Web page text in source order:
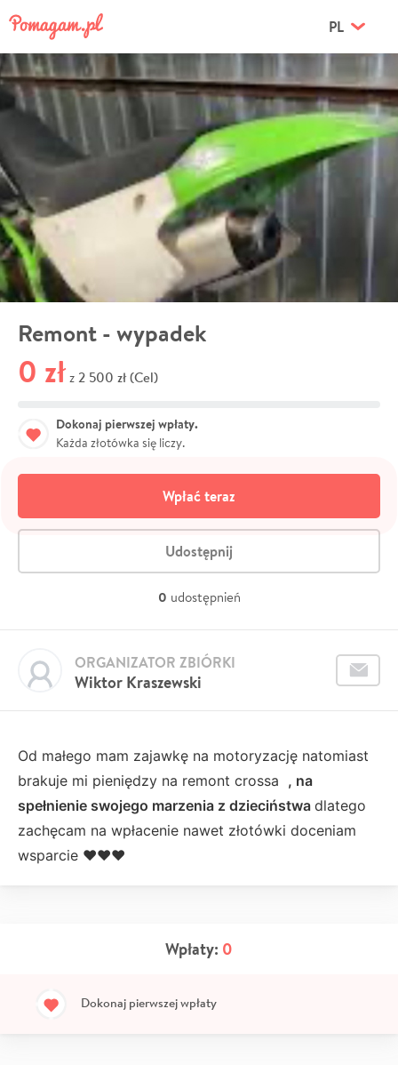
PL
Remont - wypadek
0 zł z 2 500 zł (Cel)
Dokonaj pierwszej wpłaty.
Każda złotówka się liczy.
Wpłać teraz
Udostępnij
0 udostępnień
Wiktor Kraszewski
ORGANIZATOR ZBIÓRKI
Od małego mam zajawkę na motoryzację natomiast
brakuje mi pieniędzy na remont crossa , na
spełnienie swojego marzenia z dzieciństwa dlatego
zachęcam na wpłacenie nawet złotówki doceniam
wsparcie ❤️❤️❤️
Wpłaty: 0
Dokonaj pierwszej wpłaty